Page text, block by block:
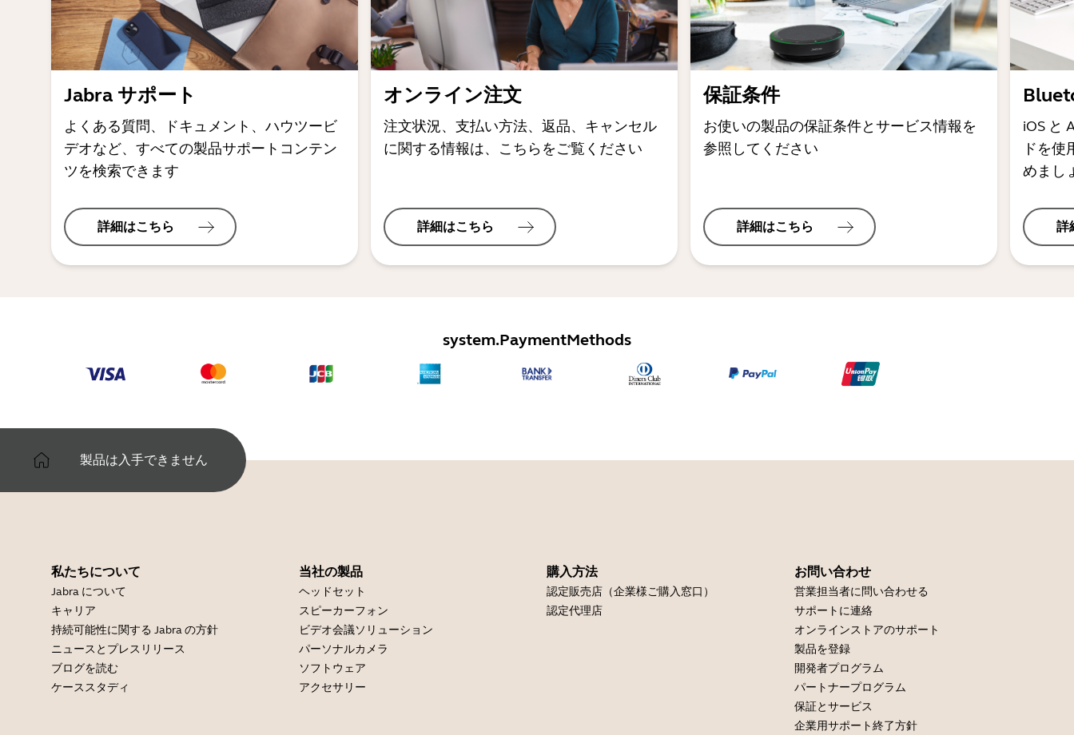
Jabra サポート
よくある質問、ドキュメント、ハウツービ
デオなど、すべての製品サポートコンテン
ツを検索できます
詳細はこちら
オンライン注文
注文状況、支払い方法、返品、キャンセル
に関する情報は、こちらをご覧ください
詳細はこちら
保証条件
お使いの製品の保証条件とサービス情報を
参照してください
詳細はこちら
iOS と
ドを
めまし
詳
system.PaymentMethods
製品は入手できません
私たちについて
Jabra について
キャリア
持続可能性に関する Jabra の方針
ニュースとプレスリリース
ブログを読む
ケーススタディ
当社の製品
ヘッドセット
スピーカーフォン
ビデオ会議ソリューション
パーソナルカメラ
ソフトウェア
アクセサリー
購入方法
認定販売店（企業様ご購入窓口）
認定代理店
お問い合わせ
営業担当者に問い合わせる
サポートに連絡
オンラインストアのサポート
製品を登録
開発者プログラム
パートナープログラム
保証とサービス
企業用サポート終了方針